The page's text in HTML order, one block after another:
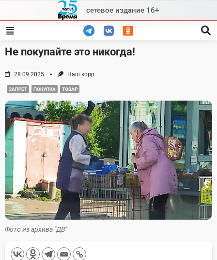
content
сетевое издание 16+
Не покупайте это никогда!
28.09.2025 Наш корр.
ЗАПРЕТ ПОКУПКА ТОВАР
Фото из архива "ДВ"